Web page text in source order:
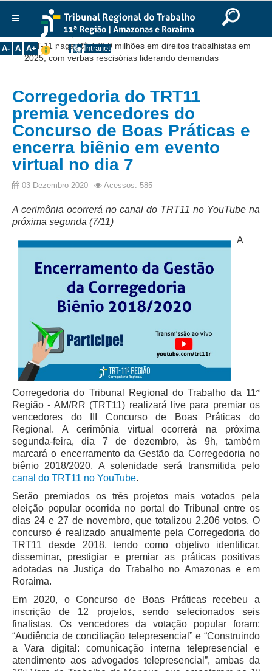
Ir para o rodapé
English
Português Español
A- A A+ Intranet
Institucional
Histórico
Corregedoria
Composição
Desembargadores
Seções Especializadas
Turmas
Juízes Manaus
Juízes Substitutos
Diretores
Comitês
Comitê Gestor Regional do PJe
Comitê Gestor Regional do e-Gestão e de Tabelas
Processuais Unificadas
Comitê do Datajud
Comissão Regional de Pesquisa Judiciária e Ciência de
Dados
Comissão de Ética
Comitê de Priorização do Primeiro Grau
Comissão de Uniformização de Jurisprudência
Comitê de Gestão de Pessoas
Comissão de Vitaliciamento
Comitê de Atenção Integral à Saúde de Magistrados e
Comitê de Segurança Permanente
Aprendizagem
Comitê de Incentivo à Participação Institucional Feminina
no âmbito do TRT-11
Comitê de Prevenção e Enfrentamento do Assédio
Moral, do Assédio Sexual e da Discriminação
Você está aqui:Início >> Notícias >>
TRT-11 paga R$ 476,9 milhões em direitos trabalhistas em
2025, com verbas rescisórias liderando demandas
Corregedoria do TRT11
premia vencedores do
Concurso de Boas Práticas e
encerra biênio em evento
virtual no dia 7
03 Dezembro 2020 Acessos: 585
A cerimônia ocorrerá no canal do TRT11 no YouTube na
próxima segunda (7/11)
A
Corregedoria do Tribunal Regional do Trabalho da 11ª
Região - AM/RR (TRT11) realizará live para premiar os
vencedores do III Concurso de Boas Práticas do
Regional. A cerimônia virtual ocorrerá na próxima
segunda-feira, dia 7 de dezembro, às 9h, também
marcará o encerramento da Gestão da Corregedoria no
biênio 2018/2020. A solenidade será transmitida pelo
canal do TRT11 no YouTube.
Serão premiados os três projetos mais votados pela
eleição popular ocorrida no portal do Tribunal entre os
dias 24 e 27 de novembro, que totalizou 2.206 votos. O
concurso é realizado anualmente pela Corregedoria do
TRT11 desde 2018, tendo como objetivo identificar,
disseminar, prestigiar e premiar as práticas positivas
adotadas na Justiça do Trabalho no Amazonas e em
Roraima.
Em 2020, o Concurso de Boas Práticas recebeu a
inscrição de 12 projetos, sendo selecionados seis
finalistas. Os vencedores da votação popular foram:
“Audiência de conciliação telepresencial” e “Construindo
a Vara digital: comunicação interna telepresencial e
atendimento aos advogados telepresencial”, ambas da